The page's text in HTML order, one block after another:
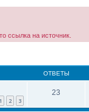
ссылка на источник.
ОТВЕТЫ
1 2 3
23